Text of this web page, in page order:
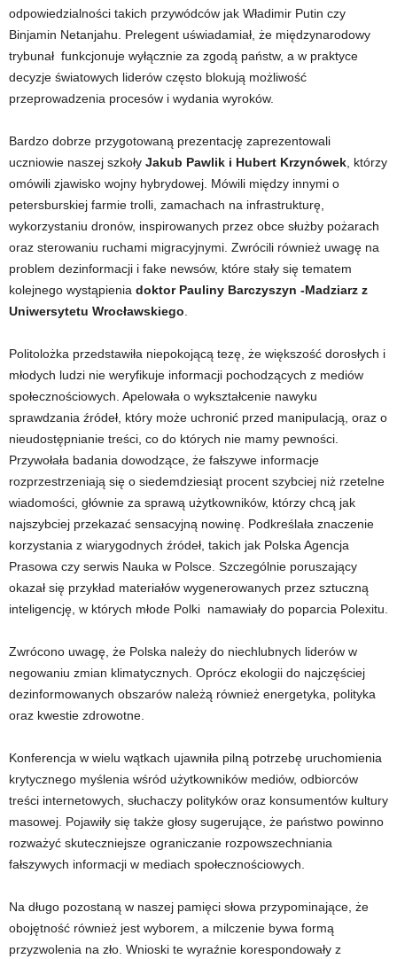
odpowiedzialności takich przywódców jak Władimir Putin czy
Binjamin Netanjahu. Prelegent uświadamiał, że międzynarodowy
trybunał funkcjonuje wyłącznie za zgodą państw, a w praktyce
decyzje światowych liderów często blokują możliwość
przeprowadzenia procesów i wydania wyroków.
Bardzo dobrze przygotowaną prezentację zaprezentowali
uczniowie naszej szkoły Jakub Pawlik i Hubert Krzynówek , którzy
omówili zjawisko wojny hybrydowej. Mówili między innymi o
petersburskiej farmie trolli, zamachach na infrastrukturę,
wykorzystaniu dronów, inspirowanych przez obce służby pożarach
oraz sterowaniu ruchami migracyjnymi. Zwrócili również uwagę na
problem dezinformacji i fake newsów, które stały się tematem
kolejnego wystąpienia doktor Pauliny Barczyszyn -Madziarz z
Uniwersytetu Wrocławskiego
Politolożka przedstawiła niepokojącą tezę, że większość dorosłych i
młodych ludzi nie weryfikuje informacji pochodzących z mediów
społecznościowych. Apelowała o wykształcenie nawyku
sprawdzania źródeł, który może uchronić przed manipulacją, oraz o
nieudostępnianie treści, co do których nie mamy pewności.
Przywołała badania dowodzące, że fałszywe informacje
rozprzestrzeniają się o siedemdziesiąt procent szybciej niż rzetelne
wiadomości, głównie za sprawą użytkowników, którzy chcą jak
najszybciej przekazać sensacyjną nowinę. Podkreślała znaczenie
korzystania z wiarygodnych źródeł, takich jak Polska Agencja
Prasowa czy serwis Nauka w Polsce. Szczególnie poruszający
okazał się przykład materiałów wygenerowanych przez sztuczną
inteligencję, w których młode Polki namawiały do poparcia Polexitu.
Zwrócono uwagę, że Polska należy do niechlubnych liderów w
negowaniu zmian klimatycznych. Oprócz ekologii do najczęściej
dezinformowanych obszarów należą również energetyka, polityka
oraz kwestie zdrowotne.
Konferencja w wielu wątkach ujawniła pilną potrzebę uruchomienia
krytycznego myślenia wśród użytkowników mediów, odbiorców
treści internetowych, słuchaczy polityków oraz konsumentów kultury
masowej. Pojawiły się także głosy sugerujące, że państwo powinno
rozważyć skuteczniejsze ograniczanie rozpowszechniania
fałszywych informacji w mediach społecznościowych.
Na długo pozostaną w naszej pamięci słowa przypominające, że
obojętność również jest wyborem, a milczenie bywa formą
przyzwolenia na zło. Wnioski te wyraźnie korespondowały z